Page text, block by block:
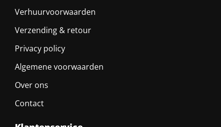
Verhuurvoorwaarden
Verzending & retour
Privacy policy
Algemene voorwaarden
Over ons
Contact